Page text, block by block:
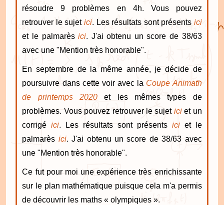
résoudre 9 problèmes en 4h. Vous pouvez
retrouver le sujet ici. Les résultats sont présents ici
et le palmarèsici. J'ai obtenu un score de 38/63
avec une "Mention très honorable".
En septembre de la même année, je décide de
poursuivre dans cette voir avec la Coupe Animath
de printemps 2020 et les mêmes types de
problèmes. Vous pouvez retrouver le sujet iciet un
corrigéici. Les résultats sont présents iciet le
palmarès ici. J'ai obtenu un score de 38/63 avec
une "Mention très honorable".
Ce fut pour moi une expérience très enrichissante
sur le plan mathématique puisque cela m'a permis
de découvrir les maths « olympiques ».